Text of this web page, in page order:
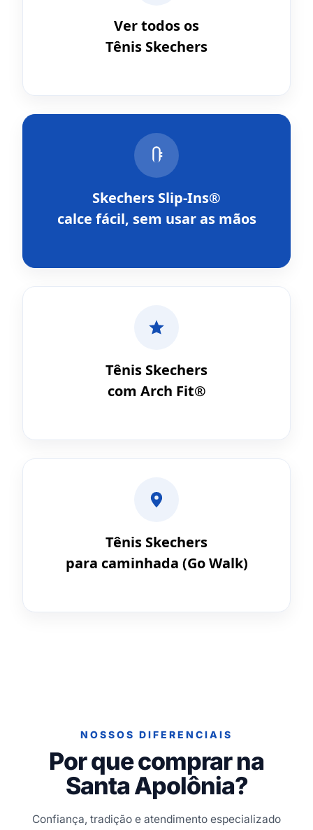
Ver todos os
Tênis Skechers
Skechers Slip-Ins®
calce fácil, sem usar as mãos
Tênis Skechers
com Arch Fit®
Tênis Skechers
para caminhada (Go Walk)
NOSSOS DIFERENCIAIS
Por que comprar na
Santa Apolônia?
Confiança, tradição e atendimento especializado